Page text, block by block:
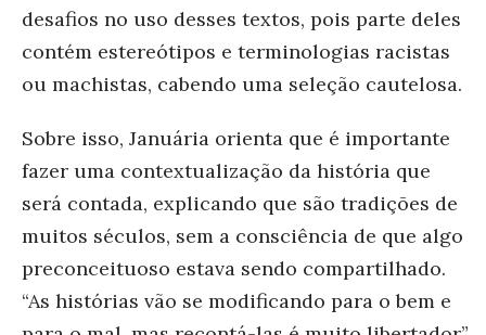
desafios no uso desses textos, pois parte deles
contém estereótipos e terminologias racistas
ou machistas, cabendo uma seleção cautelosa.
Sobre isso, Januária orienta que é importante
fazer uma contextualização da história que
será contada, explicando que são tradições de
muitos séculos, sem a consciência de que algo
preconceituoso estava sendo compartilhado.
“As histórias vão se modificando para o bem e